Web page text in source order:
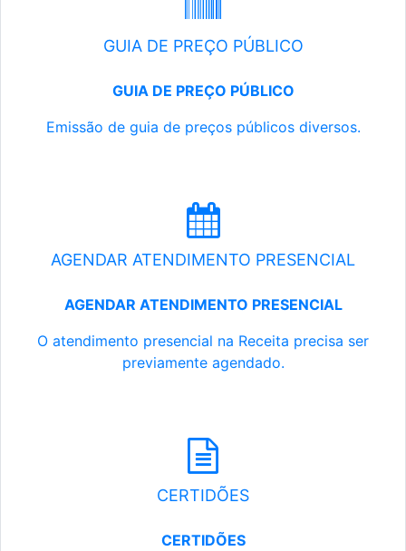
GUIA DE PREÇO PÚBLICO
GUIA DE PREÇO PÚBLICO
Emissão de guia de preços públicos diversos.
AGENDAR ATENDIMENTO PRESENCIAL
AGENDAR ATENDIMENTO PRESENCIAL
O atendimento presencial na Receita precisa ser
previamente agendado.
CERTIDÕES
CERTIDÕES